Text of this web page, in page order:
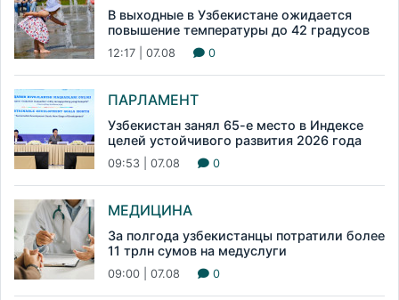
В выходные в Узбекистане ожидается
повышение температуры до 42 градусов
12:17 | 07.08 0
ПАРЛАМЕНТ
Узбекистан занял 65-е место в Индексе
целей устойчивого развития 2026 года
09:53 | 07.08 0
МЕДИЦИНА
За полгода узбекистанцы потратили более
11 трлн сумов на медуслуги
09:00 | 07.08 0